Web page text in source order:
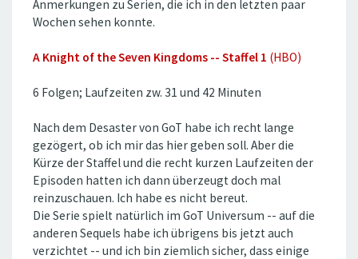
Anmerkungen zu Serien, die ich in den letzten paar
Wochen sehen konnte.
A Knight of the Seven Kingdoms -- Staffel 1 (HBO)
6 Folgen; Laufzeiten zw. 31 und 42 Minuten
Nach dem Desaster von GoT habe ich recht lange
gezögert, ob ich mir das hier geben soll. Aber die
Kürze der Staffel und die recht kurzen Laufzeiten der
Episoden hatten ich dann überzeugt doch mal
reinzuschauen. Ich habe es nicht bereut.
Die Serie spielt natürlich im GoT Universum -- auf die
anderen Sequels habe ich übrigens bis jetzt auch
verzichtet -- und ich bin ziemlich sicher, dass einige